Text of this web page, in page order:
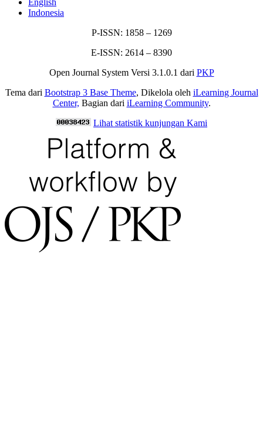
English
Indonesia
P-ISSN: 1858 – 1269
E-ISSN: 2614 – 8390
Open Journal System Versi 3.1.0.1 dari PKP
Tema dari Bootstrap 3 Base Theme, Dikelola oleh iLearning Journal
Center, Bagian dari iLearning Community.
Lihat statistik kunjungan Kami